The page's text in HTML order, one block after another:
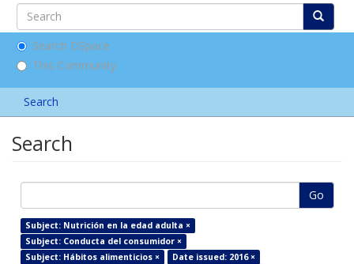
Search DSpace
This Community
Search
Search
Go
Subject: Nutrición en la edad adulta ×
Subject: Conducta del consumidor ×
Subject: Hábitos alimenticios ×
Date issued: 2016 ×